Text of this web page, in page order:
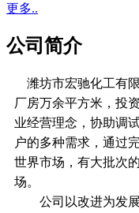
更多..
公司简介
潍坊市宏驰化工有
厂房万余平方米，投
业经营理念，协助调
户的多种需求，通过
世界市场，有大批次的
场。
公司以改进为发展